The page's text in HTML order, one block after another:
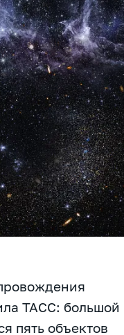
ТАСС: большой
пять объектов